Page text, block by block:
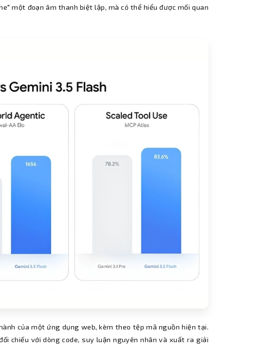
một đoạn âm thanh biệt lập, mà có thể hiểu được mối quan
của một ứng dụng web, kèm theo tệp mã nguồn hiện tại.
chiếu với dòng code, suy luận nguyên nhân và xuất ra giải